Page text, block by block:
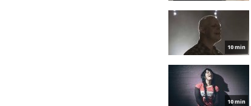
10 min
10 min